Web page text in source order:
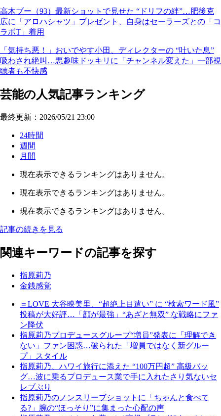
高木ブー（93）最新ショットで見せた “ドリフの絆”…肥後克
広に「アロハシャツ」プレゼント、自身はセーラーズとの「コ
ラボT」着用
「気持ち悪！」おいでやす小田、ディレクターの “吐いた息”
吸わされ絶叫…悪趣味ドッキリに「チャンネル変えた」一部視
聴者も不快感
芸能の人気記事ランキング
最終更新：2026/05/21 23:00
24時間
週間
月間
現在表示できるランキングはありません。
現在表示できるランキングはありません。
現在表示できるランキングはありません。
記事の続きを見る
関連キーワードの記事を探す
指原莉乃
金銭感覚
＝LOVE 大谷映美里、“超絶上目遣い” に “検索ワード風”
投稿が大好評…「顔が最強」“あざと無双” な戦略にファ
ン降伏
指原莉乃プロデュースグループ“増員”発表に「理解でき
ない」ファン困惑…破られた「増員ではなく新グルー
プ」スタイル
指原莉乃、ハワイ旅行に添えた “100万円超” 高級バッ
グ…波に乗るプロデュース業で手に入れたさり気ないセ
レブぶり
指原莉乃のノンスリーブショットに「ちゃんと食べて
る?」腕の“ほっそり”に集まった心配の声